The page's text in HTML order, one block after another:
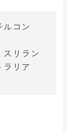
コン
リラン
リア